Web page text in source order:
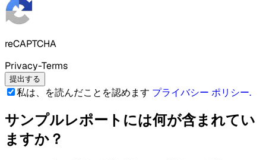
reCAPTCHA
Privacy-Terms
提出する
私は、を読んだことを認めます プライバシー ポリシー.
サンプルレポートには何が含まれてい
ますか？